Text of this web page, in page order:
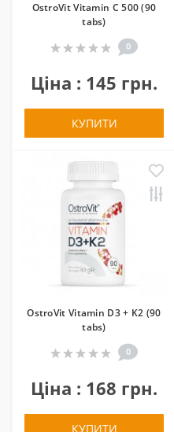
OstroVit Vitamin C 500 (90
tabs)
0
Ціна : 145 грн.
КУПИТИ
OstroVit Vitamin D3 + K2 (90
tabs)
0
Ціна : 168 грн.
КУПИТИ